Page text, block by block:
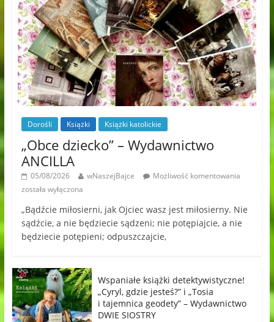
Dorośli Książki Książki katolickie
„Obce dziecko” – Wydawnictwo
ANCILLA
05/08/2026 wNaszejBajce
Możliwość komentowania
została wyłączona
„Bądźcie miłosierni, jak Ojciec wasz jest miłosierny. Nie
sądźcie, a nie będziecie sądzeni; nie potępiajcie, a nie
będziecie potępieni; odpuszczajcie,
Wspaniałe książki detektywistyczne!
„Cyryl, gdzie jesteś?” i „Tosia
i tajemnica geodety” – Wydawnictwo
DWIE SIOSTRY